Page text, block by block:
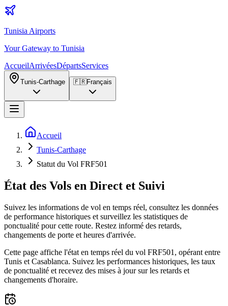
Tunisia Airports
Your Gateway to Tunisia
AccueilArrivéesDépartsServices
Tunis-Carthage 🇫🇷Français
Accueil
Tunis-Carthage
Statut du Vol FRF501
État des Vols en Direct et Suivi
Suivez les informations de vol en temps réel, consultez les données
de performance historiques et surveillez les statistiques de
ponctualité pour cette route. Restez informé des retards,
changements de porte et heures d'arrivée.
Cette page affiche l'état en temps réel du vol FRF501, opérant entre
Tunis et Casablanca. Suivez les performances historiques, les taux
de ponctualité et recevez des mises à jour sur les retards et
changements d'horaire.